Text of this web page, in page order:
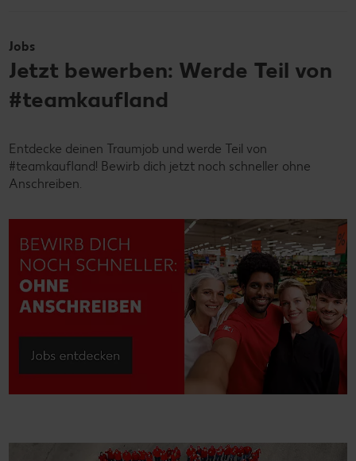
Jobs
Jetzt bewerben: Werde Teil von
#teamkaufland
Entdecke deinen Traumjob und werde Teil von
#teamkaufland! Bewirb dich jetzt noch schneller ohne
Anschreiben.